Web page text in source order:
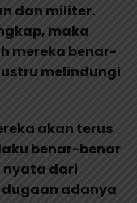
dan militer.
maka
mereka benar-
melindungi
akan terus
benar-benar
nyata dari
adanya